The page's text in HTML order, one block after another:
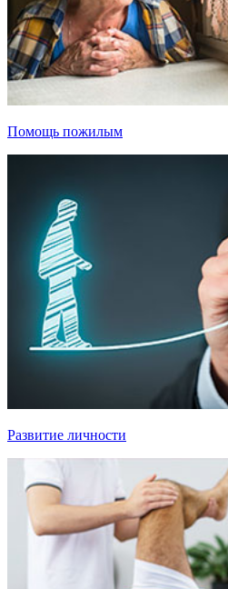
Помощь пожилым
Развитие личности